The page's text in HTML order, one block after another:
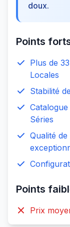
doux.
Points
Plus de
Locales
Stabilité
Séries
Qualité
Points
Prix